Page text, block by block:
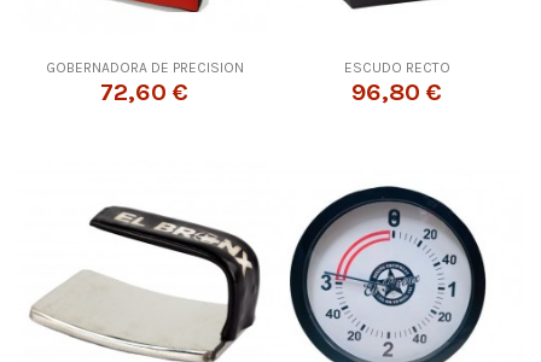
GOBERNADORA DE PRECISION
72,60 €
ESCUDO RECTO
96,80 €